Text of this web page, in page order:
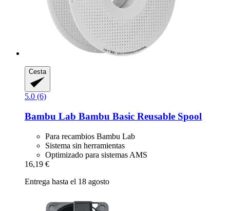
Cesta
5.0 (6)
Bambu Lab Bambu Basic Reusable Spool
Para recambios Bambu Lab
Sistema sin herramientas
Optimizado para sistemas AMS
16,19 €
Entrega hasta el 18 agosto